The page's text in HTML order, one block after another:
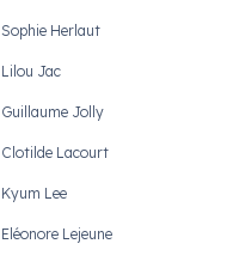
Sophie Herlaut
Lilou Jac
Guillaume Jolly
Clotilde Lacourt
Kyum Lee
Eléonore Lejeune